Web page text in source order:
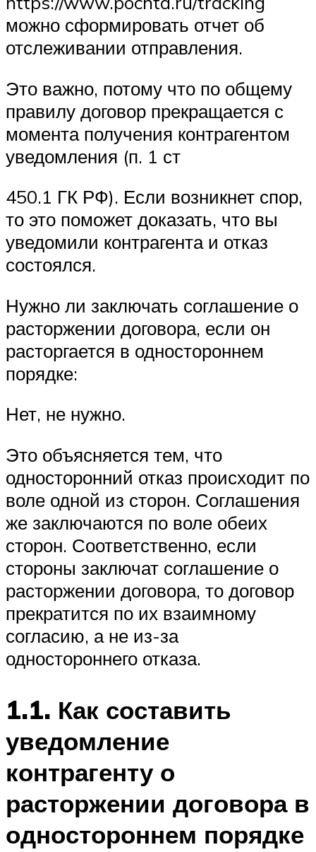
можно сформировать отчет об
отслеживании отправления.
Это важно, потому что по общему
правилу договор прекращается с
момента получения контрагентом
уведомления (п. 1 ст
450.1 ГК РФ). Если возникнет спор,
то это поможет доказать, что вы
уведомили контрагента и отказ
состоялся.
Нужно ли заключать соглашение о
расторжении договора, если он
расторгается в одностороннем
порядке:
Нет, не нужно.
Это объясняется тем, что
односторонний отказ происходит по
воле одной из сторон. Соглашения
же заключаются по воле обеих
сторон. Соответственно, если
стороны заключат соглашение о
расторжении договора, то договор
прекратится по их взаимному
согласию, а не из-за
одностороннего отказа.
1.1. Как составить
уведомление
контрагенту о
расторжении договора в
одностороннем порядке